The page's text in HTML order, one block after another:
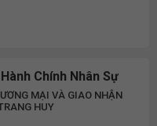
Chính Nhân Sự
MẠI VÀ GIAO NHẬN
HUY